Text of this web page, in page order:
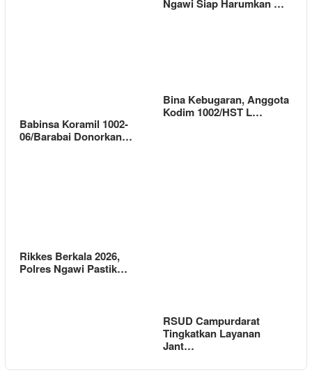
Ngawi Siap Harumkan …
Babinsa Koramil 1002-
06/Barabai Donorkan…
Bina Kebugaran, Anggota
Kodim 1002/HST L…
Rikkes Berkala 2026,
Polres Ngawi Pastik…
RSUD Campurdarat
Tingkatkan Layanan
Jant…